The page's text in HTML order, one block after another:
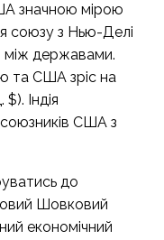
значною мірою
союзу з Нью-Делі
між державами.
та США зріс на
Індія
США з
до
Шовковий
економічний